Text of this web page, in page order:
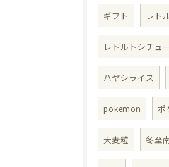
ギフト レト
レトルトシチュ
ハヤシライス
pokemon ポ
大麦粒 冬至